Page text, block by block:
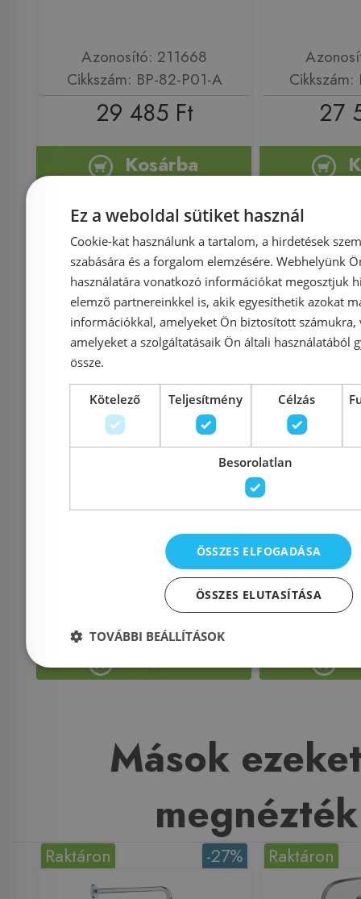
Azonosító: 211668
Cikkszám: BP-82-P01-A
29 485 Ft
Kosárba
27
Rendelésre
Grohe BauCurve
egykaros falba épített
zuhanycsaptelep, króm
Azonosító: 210841
Cikkszám: 29044000
28 904 Ft
Kosárba
Rendelésre
Cikkszám:
32
Mások
megnézték
-27%
Raktáron Raktáron
Ez a weboldal sütiket használ
Cookie-kat használunk a tartalom, a hirdetések
szabására és a forgalom elemzésére. Webhelyünk
használatára vonatkozó információkat megosztjuk
elemző partnereinkkel is, akik egyesíthetik azokat
információkkal, amelyeket Ön biztosított számukra,
amelyeket a szolgáltatásaik Ön általi használatából
össze.
Kötelező Teljesítmény Célzás
Besorolatlan
ÖSSZES ELFOGADÁSA
ÖSSZES ELUTASÍTÁSA
TOVÁBBI BEÁLLÍTÁSOK